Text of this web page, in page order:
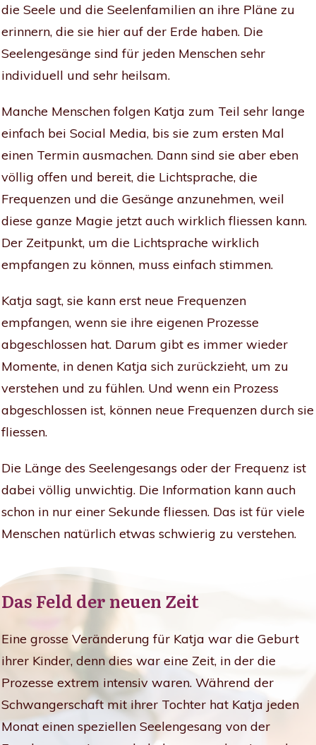
die Seele und die Seelenfamilien an ihre Pläne zu
erinnern, die sie hier auf der Erde haben. Die
Seelengesänge sind für jeden Menschen sehr
individuell und sehr heilsam.
Manche Menschen folgen Katja zum Teil sehr lange
einfach bei Social Media, bis sie zum ersten Mal
einen Termin ausmachen. Dann sind sie aber eben
völlig offen und bereit, die Lichtsprache, die
Frequenzen und die Gesänge anzunehmen, weil
diese ganze Magie jetzt auch wirklich fliessen kann.
Der Zeitpunkt, um die Lichtsprache wirklich
empfangen zu können, muss einfach stimmen.
Katja sagt, sie kann erst neue Frequenzen
empfangen, wenn sie ihre eigenen Prozesse
abgeschlossen hat. Darum gibt es immer wieder
Momente, in denen Katja sich zurückzieht, um zu
verstehen und zu fühlen. Und wenn ein Prozess
abgeschlossen ist, können neue Frequenzen durch sie
fliessen.
Die Länge des Seelengesangs oder der Frequenz ist
dabei völlig unwichtig. Die Information kann auch
schon in nur einer Sekunde fliessen. Das ist für viele
Menschen natürlich etwas schwierig zu verstehen.
Das Feld der neuen Zeit
Eine grosse Veränderung für Katja war die Geburt
ihrer Kinder, denn dies war eine Zeit, in der die
Prozesse extrem intensiv waren. Während der
Schwangerschaft mit ihrer Tochter hat Katja jeden
Monat einen speziellen Seelengesang von der